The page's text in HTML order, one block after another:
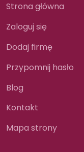
Strona główna
Zaloguj się
Dodaj firmę
Przypomnij hasło
Blog
Kontakt
Mapa strony